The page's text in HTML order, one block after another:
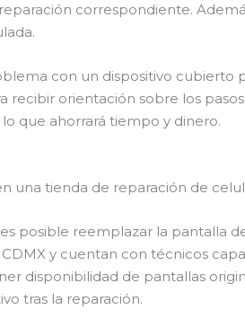
correspondiente.
con un dispositivo
orientación sobre los
que ahorrará tiempo y dinero.
una tienda de reparación de
posible reemplazar la pantalla
y cuentan con técnicos
disponibilidad de pantallas
tras la reparación.